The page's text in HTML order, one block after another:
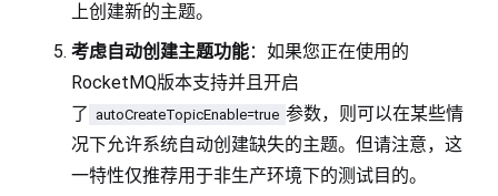
上创建新的主题。
考虑自动创建主题功能：如果您正在使用的
RocketMQ版本支持并且开启
了 autoCreateTopicEnable=true 参数，则可以在某些情
况下允许系统自动创建缺失的主题。但请注意，这
一特性仅推荐用于非生产环境下的测试目的。